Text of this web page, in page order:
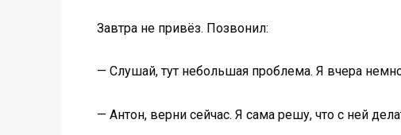
Завтра не привёз. Позвонил:
— Слушай, тут небольшая проблема. Я вчера
— Антон, верни сейчас. Я сама решу, что с ней